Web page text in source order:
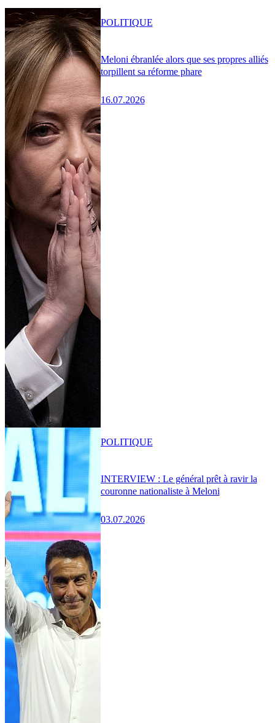
Meloni ébranlée alors que ses propres alliés
torpillent sa réforme phare
16.07.2026
POLITIQUE
INTERVIEW : Le général prêt à ravir la
couronne nationaliste à Meloni
03.07.2026
POLITIQUE